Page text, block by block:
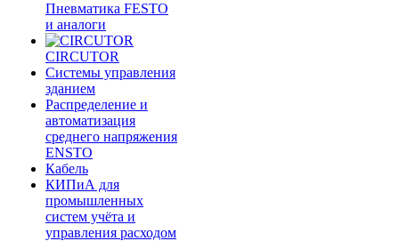
Пневматика FESTO
и аналоги
CIRCUTOR
Системы управления
зданием
Распределение и
автоматизация
среднего напряжения
ENSTO
Кабель
КИПиА для
промышленных
систем учёта и
управления расходом